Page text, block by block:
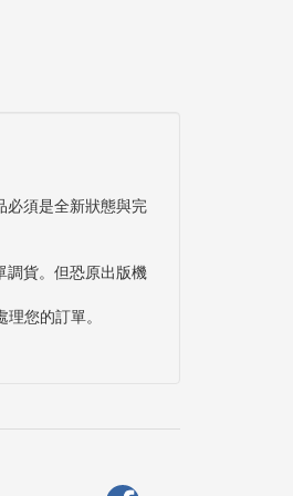
必須是全新狀態與完
調貨。但恐原出版機
您的訂單。